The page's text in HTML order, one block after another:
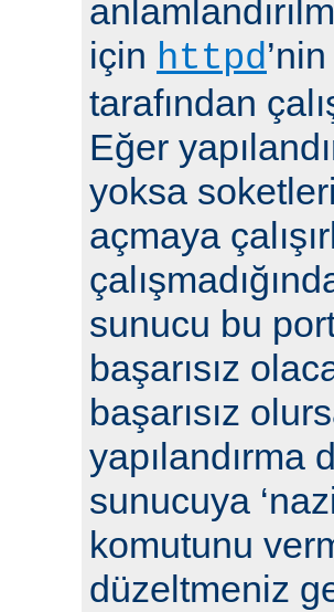
için httpd
tarafından
Eğer
yoksa
açmaya
sunucu bu
başarısız
başarısız
yapılandırma
sunucuya
komutunu
düzeltmeniz